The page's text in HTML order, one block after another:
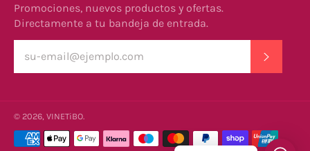
Promociones, nuevos productos y ofertas.
Directamente a tu bandeja de entrada.
© 2026, VINETiBO
Métodos
de